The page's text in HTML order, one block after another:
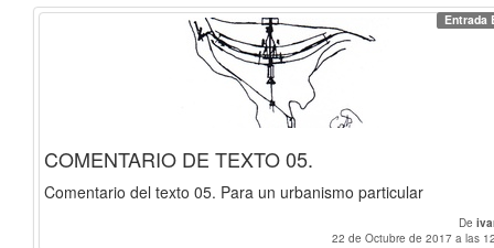
Entrada
COMENTARIO DE TEXTO 05.
Comentario del texto 05. Para un urbanismo particular
De
22 de Octubre de 2017 a las